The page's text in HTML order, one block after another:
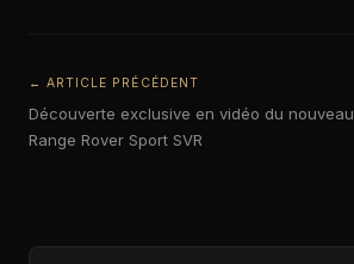
← ARTICLE PRÉCÉDENT
Découverte exclusive en vidéo du nouveau
Range Rover Sport SVR